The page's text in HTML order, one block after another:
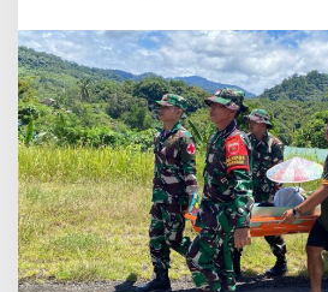
Malinau
ke
RSUD